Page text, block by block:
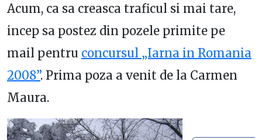
Acum, ca sa creasca traficul si mai tare,
incep sa postez din pozele primite pe
mail pentru concursul „Iarna in Romania
2008”. Prima poza a venit de la Carmen
Maura.